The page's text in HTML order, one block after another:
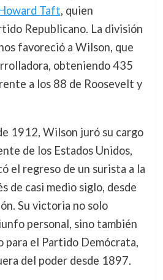
Taft, quien
Republicano. La división
favoreció a Wilson, que
obteniendo 435
a los 88 de Roosevelt y
1912, Wilson juró su cargo
de los Estados Unidos,
el regreso de un surista a la
de casi medio siglo, desde
Su victoria no solo
personal, sino también
para el Partido Demócrata,
del poder desde 1897.